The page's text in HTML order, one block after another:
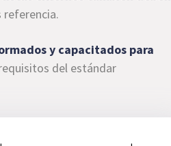
referencia.
y capacitados para
del estándar